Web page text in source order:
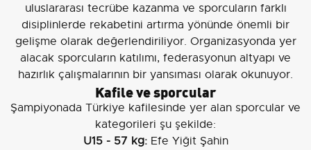
uluslararası tecrübe kazanma ve sporcuların farklı
disiplinlerde rekabetini artırma yönünde önemli bir
gelişme olarak değerlendiriliyor. Organizasyonda yer
alacak sporcuların katılımı, federasyonun altyapı ve
hazırlık çalışmalarının bir yansıması olarak okunuyor.
Kafile ve sporcular
Şampiyonada Türkiye kafilesinde yer alan sporcular ve
kategorileri şu şekilde:
U15 - 57 kg:Efe Yiğit Şahin